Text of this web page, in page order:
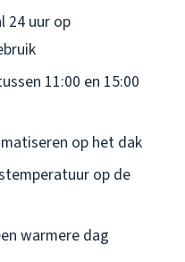
24 uur op
11:00 en 15:00
op het dak
op de
warmere dag